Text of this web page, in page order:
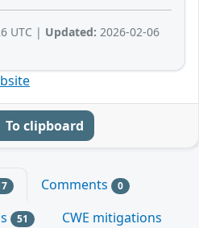
UTC | Updated: 2026-02-06
To clipboard
Comments 0
51
CWE mitigations